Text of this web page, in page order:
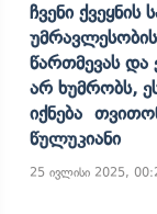
Ჩვენი
Წართმევას Და
Არ Ხუმრობს,
Იქნება
Წულუკიანი
25 ივლისი 2025,